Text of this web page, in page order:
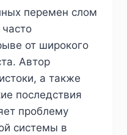
перемен слом
от широкого
Автор
а также
последствия
проблему
системы в